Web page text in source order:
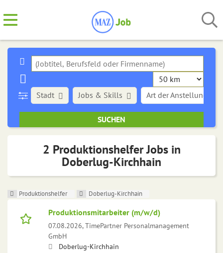
Stadt Art der Anstellung
Jobs & Skills
2 Produktionshelfer Jobs in
Doberlug-Kirchhain
Produktionshelfer Doberlug-Kirchhain
Produktionsmitarbeiter (m/w/d)
07.08.2026,TimePartner Personalmanagement
GmbH
Doberlug-Kirchhain